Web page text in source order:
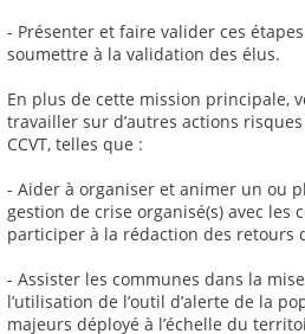
- Présenter et faire valider ces
soumettre à la validation des élus.
En plus de cette mission principale,
travailler sur d’autres actions
CCVT, telles que :
- Aider à organiser et animer un ou
gestion de crise organisé(s) avec
participer à la rédaction des retours
- Assister les communes dans la
l’utilisation de l’outil d’alerte de la
majeurs déployé à l’échelle du